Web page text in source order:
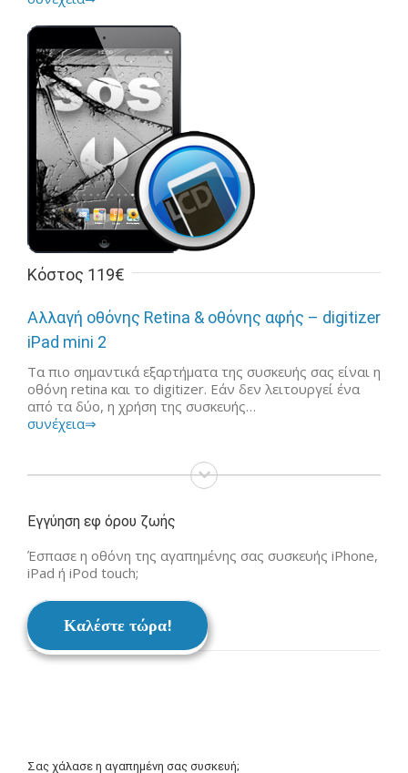
Κόστος 119€
Αλλαγή οθόνης Retina & οθόνης αφής – digitizer
iPad mini 2
Τα πιο σημαντικά εξαρτήματα της συσκευής σας είναι η
οθόνη retina και το digitizer. Εάν δεν λειτουργεί ένα
από τα δύο, η χρήση της συσκευής…
συνέχεια⇒
Εγγύηση εφ όρου ζωής
Έσπασε η οθόνη της αγαπημένης σας συσκευής iPhone,
iPad ή iPod touch;
Καλέστε τώρα!
Σας χάλασε η αγαπημένη σας συσκευή;